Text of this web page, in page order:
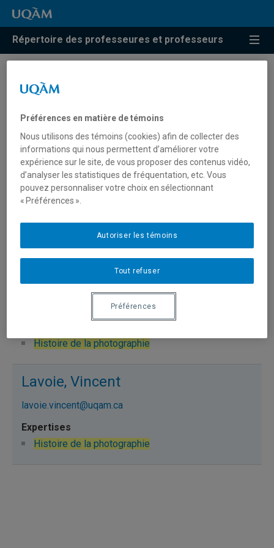
Répertoire des professeures et professeurs
Résultats de recherche pour
photographie »
Blum, Michael
blum.michael@uqam.ca
Jean, Marie-Josée
jean.marie-josee@uqam.ca
Histoire de la photographie
Lavoie, Vincent
lavoie.vincent@uqam.ca
Histoire de la photographie
Préférences en matière de témoins
Nous utilisons des témoins (cookies) afin de collecter des
informations qui nous permettent d’améliorer votre
expérience sur le site, de vous proposer des contenus vidéo,
d’analyser les statistiques de fréquentation, etc. Vous
pouvez personnaliser votre choix en sélectionnant
« Préférences ».
Tout refuser
Autoriser les témoins
Préférences